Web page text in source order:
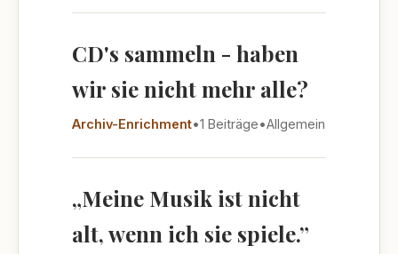
CD's sammeln - haben
wir sie nicht mehr alle?
Archiv-Enrichment•1 Beiträge•Allgemein
„Meine Musik ist nicht
alt, wenn ich sie spiele.”